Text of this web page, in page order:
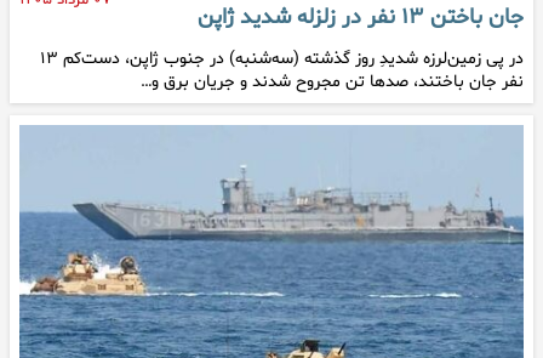
جان باختن ۱۳ نفر در زلزله شدید ژاپن
در پی زمین‌لرزه‌ شدیدِ روز گذشته (سه‌شنبه) در جنوب ژاپن، دست‌کم ۱۳
نفر جان باختند، صدها تن مجروح شدند و جریان برق و…